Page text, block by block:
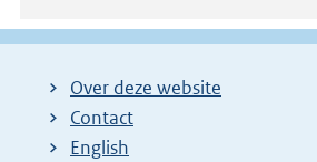
Over deze website
Contact
English